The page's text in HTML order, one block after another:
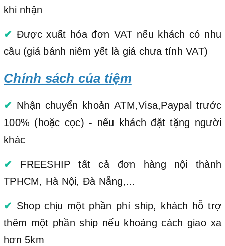
khi nhận
✔ Được xuất hóa đơn VAT nếu khách có nhu
cầu (giá bánh niêm yết là giá chưa tính VAT)
Chính sách của tiệm
✔ Nhận chuyển khoản ATM,Visa,Paypal trước
100% (hoặc cọc) - nếu khách đặt tặng người
khác
✔ FREESHIP tất cả đơn hàng nội thành
TPHCM, Hà Nội, Đà Nẵng,...
✔ Shop chịu một phần phí ship, khách hỗ trợ
thêm một phần ship nếu khoảng cách giao xa
hơn 5km